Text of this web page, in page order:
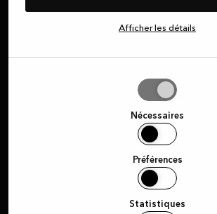
Afficher les détails
Nécessaires
Préférences
Statistiques